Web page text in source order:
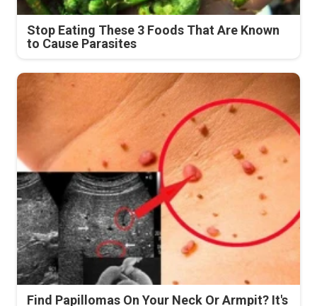
Stop Eating These 3 Foods That Are Known
to Cause Parasites
Find Papillomas On Your Neck Or Armpit? It's